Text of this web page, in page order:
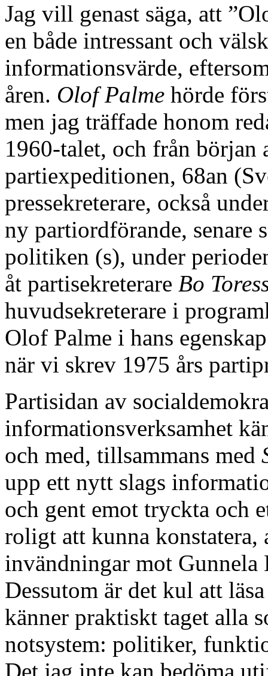
Jag vill genast säga, att
en både intressant och
informationsvärde,
åren. Olof Palme hörde
men jag träffade honom
1960-talet, och från början
partiexpeditionen, 68an
pressekreterare, också
ny partiordförande,
politiken (s), under
åt partisekreterare Bo
huvudsekreterare i
Olof Palme i hans
när vi skrev 1975 års
Partisidan av
informationsverksamhet
och med, tillsammans med
upp ett nytt slags
och gent emot tryckta och
roligt att kunna konstatera,
invändningar mot
Dessutom är det kul att
känner praktiskt taget alla
notsystem: politiker,